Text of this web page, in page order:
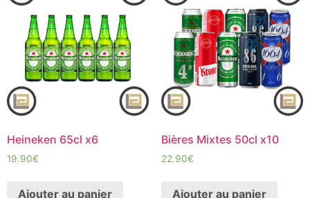
Heineken 65cl x6
19.90€
Ajouter au panier
Bières Mixtes 50cl x10
22.90€
Ajouter au panier